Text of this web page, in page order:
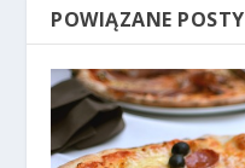
POWIĄZANE POSTY